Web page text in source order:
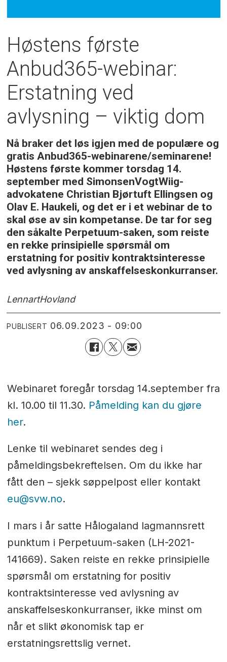
Høstens første
Anbud365-webinar:
Erstatning ved
avlysning – viktig dom
Nå braker det løs igjen med de populære og
gratis Anbud365-webinarene/seminarene!
Høstens første kommer torsdag 14.
september med SimonsenVogtWiig-
advokatene Christian Bjørtuft Ellingsen og
Olav E. Haukeli, og det er i et webinar de to
skal øse av sin kompetanse. De tar for seg
den såkalte Perpetuum-saken, som reiste
en rekke prinsipielle spørsmål om
erstatning for positiv kontraktsinteresse
ved avlysning av anskaffelseskonkurranser.
LennartHovland
PUBLISERT 06.09.2023 - 09:00
Webinaret foregår torsdag 14.september fra
kl. 10.00 til 11.30. Påmelding kan du gjøre
her.
Lenke til webinaret sendes deg i
påmeldingsbekreftelsen. Om du ikke har
fått den – sjekk søppelpost eller kontakt
eu@svw.no.
I mars i år satte Hålogaland lagmannsrett
punktum i Perpetuum-saken (LH-2021-
141669). Saken reiste en rekke prinsipielle
spørsmål om erstatning for positiv
kontraktsinteresse ved avlysning av
anskaffelseskonkurranser, ikke minst om
når et slikt økonomisk tap er
erstatningsrettslig vernet.